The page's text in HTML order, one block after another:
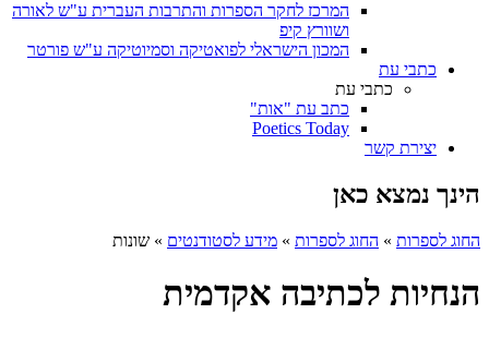
המרכז לחקר הספרות והתרבות העברית ע"ש לאורה
ושוורץ קיפ
המכון הישראלי לפואטיקה וסמיוטיקה ע"ש פורטר
כתבי עת
כתבי עת
כתב עת "אות"
Poetics Today
יצירת קשר
הינך נמצא כאן
החוג לספרות » החוג לספרות » מידע לסטודנטים » שונות
הנחיות לכתיבה אקדמית